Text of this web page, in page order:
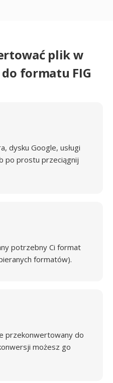
plik w
formatu FIG
dysku Google, usługi
po prostu przeciągnij
potrzebny Ci format
formatów).
przekonwertowany do
możesz go